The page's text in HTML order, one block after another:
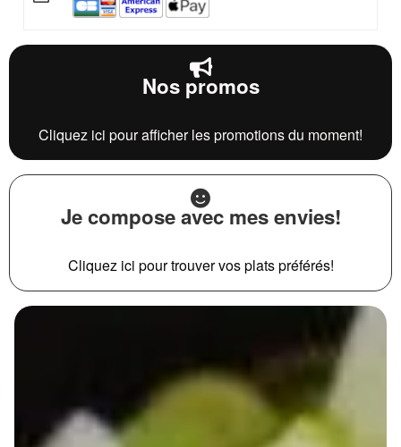
Nos promos
Cliquez ici pour afficher les promotions du moment!
Je compose avec mes envies!
Cliquez ici pour trouver vos plats préférés!